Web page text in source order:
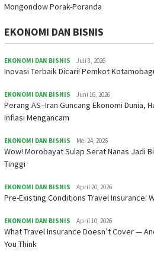
Mongondow Porak-Poranda
EKONOMI DAN BISNIS
EKONOMI DAN BISNIS Juli 8, 2026
Inovasi Terbaik Dicari! Pemkot
EKONOMI DAN BISNIS Juni 16, 2026
Perang AS–Iran Guncang Ekonomi Dunia,
Inflasi Mengancam
EKONOMI DAN BISNIS Mei 24, 2026
Wow! Morobayat Sulap Serat Nanas Jadi
Tinggi
EKONOMI DAN BISNIS April 20, 2026
Pre-Existing Conditions Travel Insurance:
EKONOMI DAN BISNIS April 10, 2026
What Travel Insurance Doesn’t Cover —
You Think